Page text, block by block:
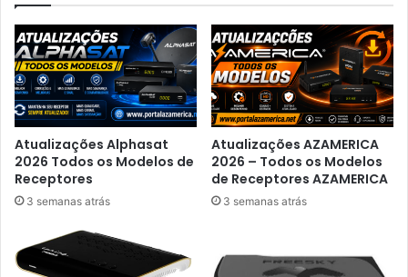
Atualizações Alphasat
2026 Todos os Modelos de
Receptores
3 semanas atrás
Atualizações AZAMERICA
2026 – Todos os Modelos
de Receptores AZAMERICA
3 semanas atrás